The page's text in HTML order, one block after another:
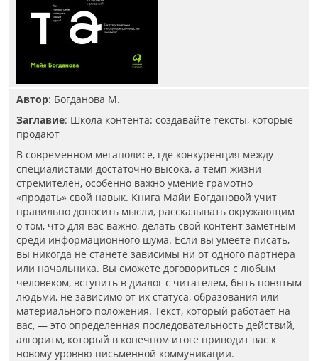
Автор: Богданова М.
Заглавие: Школа контента: создавайте тексты, которые
продают
В современном мегаполисе, где конкуренция между
специалистами достаточно высока, а темп жизни
стремителен, особенно важно умение грамотно
«продать» свой навык. Книга Майи Богдановой учит
правильно доносить мысли, рассказывать окружающим
о том, что для вас важно, делать свой контент заметным
среди информационного шума. Если вы умеете писать,
вы никогда не станете зависимы ни от одного партнера
или начальника. Вы сможете договориться с любым
человеком, вступить в диалог с читателем, быть понятым
людьми, не зависимо от их статуса, образования или
материального положения. Текст, который работает на
вас, — это определенная последовательность действий,
алгоритм, который в конечном итоге приводит вас к
новому уровню письменной коммуникации.